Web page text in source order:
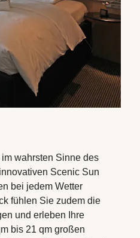
wahrsten Sinne des
Scenic Sun
bei jedem Wetter
fühlen Sie zudem die
und erleben Ihre
bis 21 qm großen